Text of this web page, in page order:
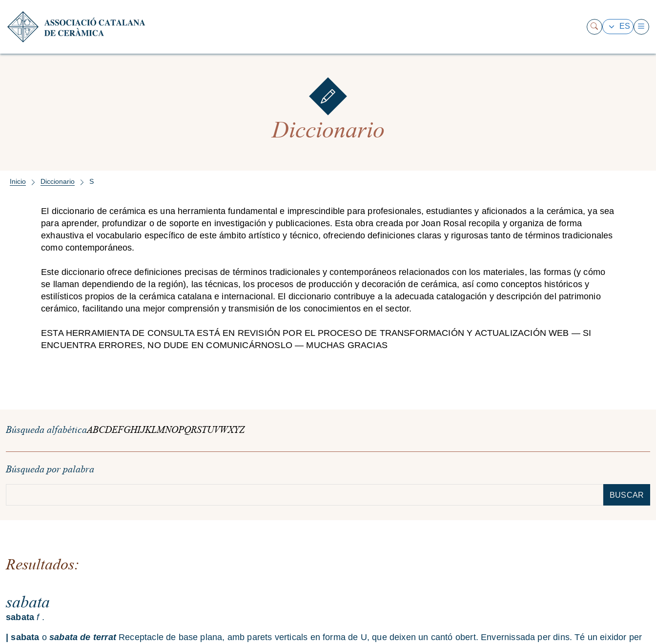
ES
Diccionario
Inicio Diccionario S
El diccionario de cerámica es una herramienta fundamental e imprescindible para profesionales, estudiantes y aficionados a la cerámica, ya sea
para aprender, profundizar o de soporte en investigación y publicaciones. Esta obra creada por Joan Rosal recopila y organiza de forma
exhaustiva el vocabulario específico de este ámbito artístico y técnico, ofreciendo definiciones claras y rigurosas tanto de términos tradicionales
como contemporáneos.
Este diccionario ofrece definiciones precisas de términos tradicionales y contemporáneos relacionados con los materiales, las formas (y cómo
se llaman dependiendo de la región), las técnicas, los procesos de producción y decoración de cerámica, así como conceptos históricos y
estilísticos propios de la cerámica catalana e internacional. El diccionario contribuye a la adecuada catalogación y descripción del patrimonio
cerámico, facilitando una mejor comprensión y transmisión de los conocimientos en el sector.
ESTA HERRAMIENTA DE CONSULTA ESTÁ EN REVISIÓN POR EL PROCESO DE TRANSFORMACIÓN Y ACTUALIZACIÓN WEB — SI
ENCUENTRA ERRORES, NO DUDE EN COMUNICÁRNOSLO — MUCHAS GRACIAS
Búsqueda alfabéticaABCDEFGHIJKLMNOPQRSTUVWXYZ
Búsqueda por palabra
BUSCAR
Resultados:
sabata
sabata f.
| sabata o sabata de terratReceptacle de base plana, amb parets verticals en forma de U, que deixen un cantó obert. Envernissada per dins. Té un eixidor per